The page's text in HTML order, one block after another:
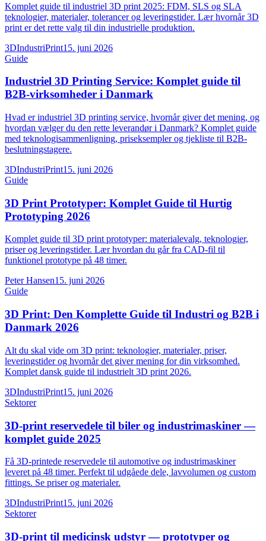
Komplet guide til industriel 3D print 2025: FDM, SLS og SLA
teknologier, materialer, tolerancer og leveringstider. Lær hvornår 3D
print er det rette valg til din industrielle produktion.
3DIndustriPrint15. juni 2026
Guide
Industriel 3D Printing Service: Komplet guide til
B2B-virksomheder i Danmark
Hvad er industriel 3D printing service, hvornår giver det mening, og
hvordan vælger du den rette leverandør i Danmark? Komplet guide
med teknologisammenligning, priseksempler og tjekliste til B2B-
beslutningstagere.
3DIndustriPrint15. juni 2026
Guide
3D Print Prototyper: Komplet Guide til Hurtig
Prototyping 2026
Komplet guide til 3D print prototyper: materialevalg, teknologier,
priser og leveringstider. Lær hvordan du går fra CAD-fil til
funktionel prototype på 48 timer.
Peter Hansen15. juni 2026
Guide
3D Print: Den Komplette Guide til Industri og B2B i
Danmark 2026
Alt du skal vide om 3D print: teknologier, materialer, priser,
leveringstider og hvornår det giver mening for din virksomhed.
Komplet dansk guide til industrielt 3D print 2026.
3DIndustriPrint15. juni 2026
Sektorer
3D-print reservedele til biler og industrimaskiner —
komplet guide 2025
Få 3D-printede reservedele til automotive og industrimaskiner
leveret på 48 timer. Perfekt til udgåede dele, lavvolumen og custom
fittings. Se priser og materialer.
3DIndustriPrint15. juni 2026
Sektorer
3D-print til medicinsk udstyr — prototyper og